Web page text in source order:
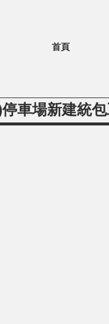
首頁
車場新建統